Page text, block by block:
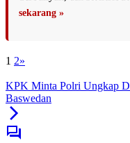
sekarang »
1 2»
KPK Minta Polri Ungkap
Baswedan